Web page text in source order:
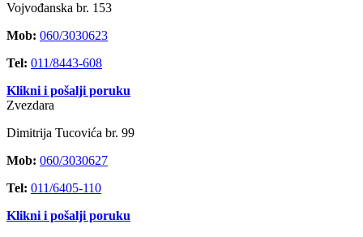
Vojvođanska br. 153
Mob: 060/3030623
Tel: 011/8443-608
Klikni i pošalji poruku
Zvezdara
Dimitrija Tucovića br. 99
Mob: 060/3030627
Tel: 011/6405-110
Klikni i pošalji poruku